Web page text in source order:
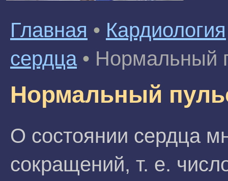
Главная • Кардиология
сердца • Нормальный
Нормальный
О состоянии сердца
сокращений, т. е.